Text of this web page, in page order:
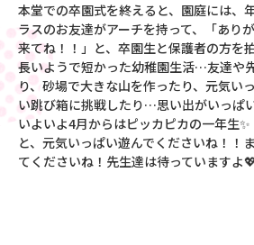
本堂での卒園式を終えると、園庭には、
ラスのお友達がアーチを持って、「あり
来てね！！」と、卒園生と保護者の方を
長いようで短かった幼稚園生活…友達や
り、砂場で大きな山を作ったり、元気い
い跳び箱に挑戦したり…思い出がいっぱ
いよいよ4月からはピッカピカの一年生
と、元気いっぱい遊んでくださいね！！
てくださいね！先生達は待っていますよ